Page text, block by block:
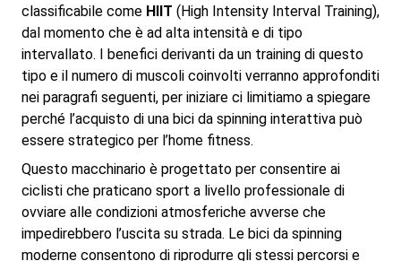
classificabile come HIIT (High Intensity Interval Training),
dal momento che è ad alta intensità e di tipo
intervallato. I benefici derivanti da un training di questo
tipo e il numero di muscoli coinvolti verranno approfonditi
nei paragrafi seguenti, per iniziare ci limitiamo a spiegare
perché l’acquisto di una bici da spinning interattiva può
essere strategico per l’home fitness.
Questo macchinario è progettato per consentire ai
ciclisti che praticano sport a livello professionale di
ovviare alle condizioni atmosferiche avverse che
impedirebbero l’uscita su strada. Le bici da spinning
moderne consentono di riprodurre gli stessi percorsi e